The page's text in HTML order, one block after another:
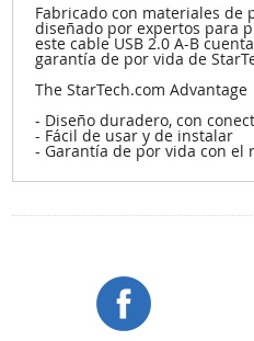
Fabricado con materiales de
diseñado por expertos para
este cable USB 2.0 A-B
garantía de por vida de
The StarTech.com Advantage
- Diseño duradero, con
- Fácil de usar y de instalar
- Garantía de por vida con el